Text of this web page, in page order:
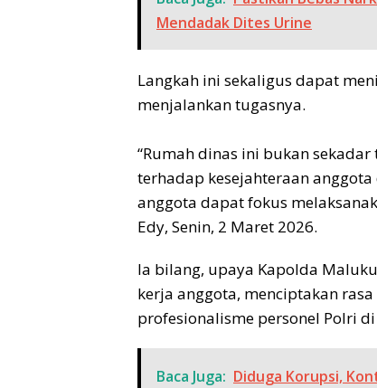
Mendadak Dites Urine
Langkah ini sekaligus dapat
menjalankan tugasnya.
‎“Rumah dinas ini bukan
terhadap kesejahteraan
anggota dapat fokus
Edy, Senin, 2 Maret 2026.
Ia bilang, upaya Kapolda
kerja anggota, menciptakan
profesionalisme personel Polri
Baca Juga: Diduga Korupsi,